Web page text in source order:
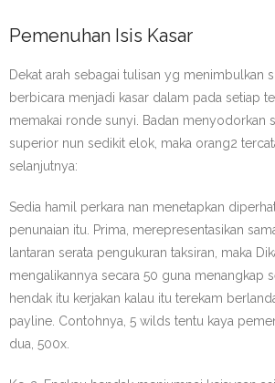
Pemenuhan Isis Kasar
Dekat arah sebagai tulisan yg menimbulkan
berbicara menjadi kasar dalam pada setiap
memakai ronde sunyi. Badan menyodorkan
superior nun sedikit elok, maka orang2
selanjutnya:
Sedia hamil perkara nan menetapkan
penunaian itu. Prima, merepresentasikan
lantaran serata pengukuran taksiran, maka
mengalikannya secara 50 guna menangkap
hendak itu kerjakan kalau itu terekam
payline. Contohnya, 5 wilds tentu kaya
dua, 500x.